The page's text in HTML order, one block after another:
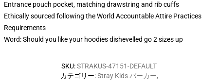
Entrance pouch pocket, matching drawstring and rib cuffs
Ethically sourced following the World Accountable Attire Practices
Requirements
Word: Should you like your hoodies dishevelled go 2 sizes up
SKU:STRAKUS-47151-DEFAULT
カテゴリー:Stray Kids パーカー,